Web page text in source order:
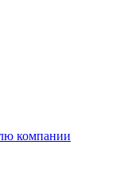
компании